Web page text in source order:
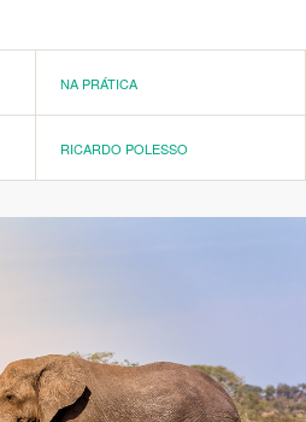
NA PRÁTICA
RICARDO POLESSO